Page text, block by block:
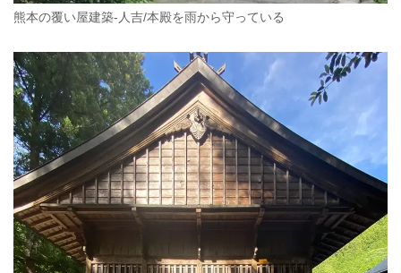
熊本の覆い屋建築-人吉/本殿を雨から守っている